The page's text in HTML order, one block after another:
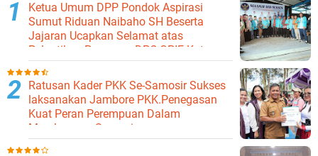
Ketua Umum DPP Pondok Aspirasi
Sumut Riduan Naibaho SH Beserta
Jajaran Ucapkan Selamat atas
Pelantikan Pengurus DPC GPIE Kota
Binjai
Ratusan Kader PKK Se-Samosir Sukses
laksanakan Jambore PKK.Penegasan
Kuat Peran Perempuan Dalam
Membangun Samosir.